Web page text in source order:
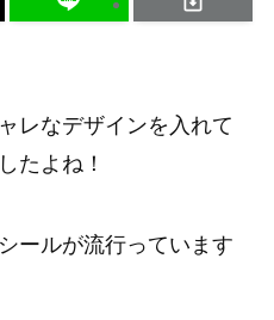
レなデザインを入れて
たよね！
ールが流行っています